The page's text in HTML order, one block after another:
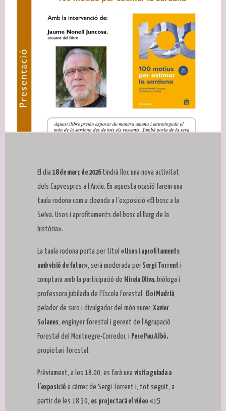
El dia 18 de març de 2026tindrà lloc una nova activitat
dels Capvespres a l’Arxiu. En aquesta ocasió farem una
taula rodona com a cloenda a l’exposició «El bosc a la
Selva. Usos i aprofitaments del bosc al llarg de la
història».
La taula rodona porta per títol «Usos i aprofitaments
amb visió de futur», serà moderada per Sergi Torrent i
comptarà amb la participació de Mireia Oliva, biòloga i
professora jubilada de l’Escola Forestal; Eloi Madrià,
pelador de suro i divulgador del món surer; Xavier
Solanes, enginyer forestal i gerent de l’Agrupació
Forestal del Montnegre-Corredor, i Pere Pau Albó,
propietari forestal.
Prèviament, a les 18.00, es farà una visita guiada a
l’exposició a càrrec de Sergi Torrent i, tot seguit, a
partir de les 18.30, es projectarà el vídeo «15